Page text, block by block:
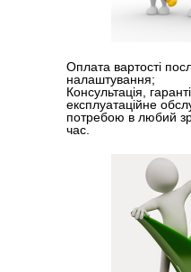
Оплата вартості
налаштування;
Консультація,
експлуатаційне
потребою в любий
час.